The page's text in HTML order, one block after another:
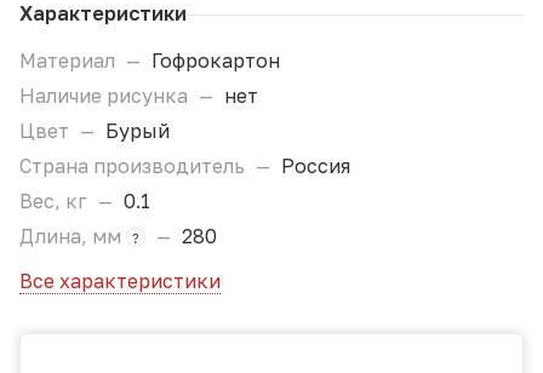
Характеристики
Материал — Гофрокартон
Наличие рисунка — нет
Цвет — Бурый
Страна производитель — Россия
Вес, кг — 0.1
Длина, мм
? — 280
Все характеристики